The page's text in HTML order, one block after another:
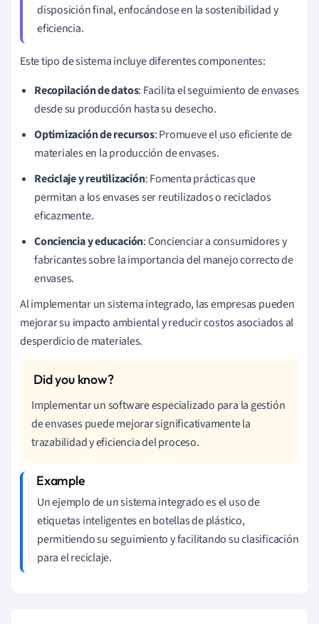
disposición final, enfocándose en la sostenibilidad y
eficiencia.
Este tipo de sistema incluye diferentes componentes:
Recopilación de datos: Facilita el seguimiento de envases
desde su producción hasta su desecho.
Optimización de recursos: Promueve el uso eficiente de
materiales en la producción de envases.
Reciclaje y reutilización: Fomenta prácticas que
permitan a los envases ser reutilizados o reciclados
eficazmente.
Conciencia y educación: Concienciar a consumidores y
fabricantes sobre la importancia del manejo correcto de
envases.
Al implementar un sistema integrado, las empresas pueden
mejorar su impacto ambiental y reducir costos asociados al
desperdicio de materiales.
Implementar un software especializado para la gestión
de envases puede mejorar significativamente la
trazabilidad y eficiencia del proceso.
Un ejemplo de un sistema integrado es el uso de
etiquetas inteligentes en botellas de plástico,
permitiendo su seguimiento y facilitando su clasificación
para el reciclaje.